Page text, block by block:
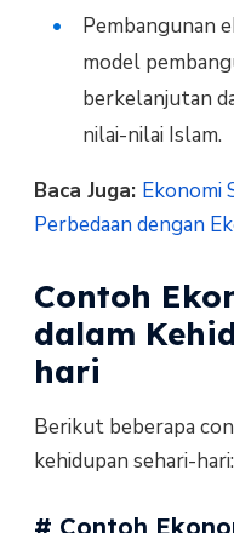
Pembangunan
model
berkelanjutan
nilai-nilai Islam.
Baca Juga: Ekonomi
Perbedaan dengan
Contoh
dalam
hari
Berikut beberapa
kehidupan sehari-hari:
# Contoh